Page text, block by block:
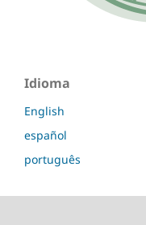
Idioma
English
español
português